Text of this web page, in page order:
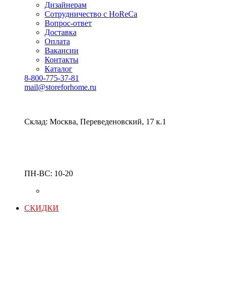
Дизайнерам
Сотрудничество с HoReCa
Вопрос-ответ
Доставка
Оплата
Вакансии
Контакты
Каталог
8-800-775-37-81
mail@storeforhome.ru
Склад: Москва, Переведеновский, 17 к.1
ПН-ВС: 10-20
СКИДКИ